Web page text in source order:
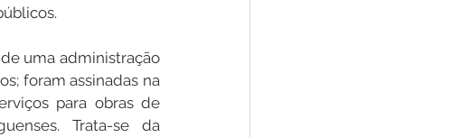
uma administração
foram assinadas na
para obras de
Trata-se da